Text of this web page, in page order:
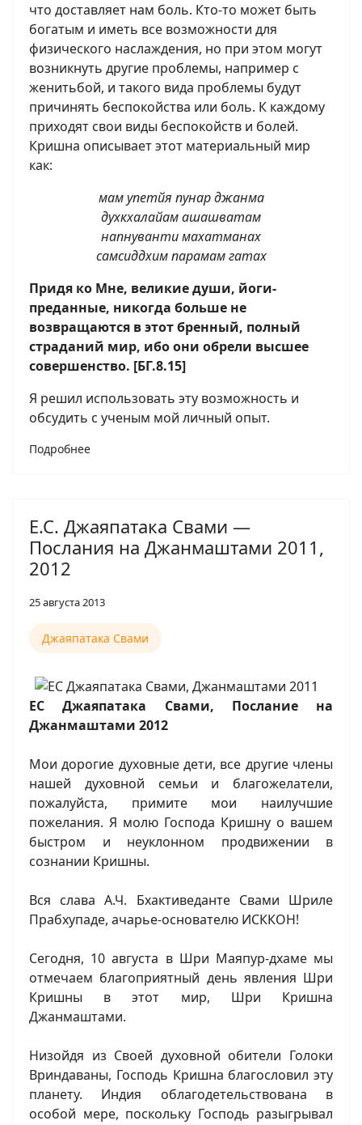
что доставляет нам боль. Кто-то может быть
богатым и иметь все возможности для
физического наслаждения, но при этом могут
возникнуть другие проблемы, например с
женитьбой, и такого вида проблемы будут
причинять беспокойства или боль. К каждому
приходят свои виды беспокойств и болей.
Кришна описывает этот материальный мир
как:
мам упетйя пунар джанма
духкхалайам ашашватам
напнуванти махатманах
самсиддхим парамам гатах
Придя ко Мне, великие души, йоги-
преданные, никогда больше не
возвращаются в этот бренный, полный
страданий мир, ибо они обрели высшее
совершенство. [БГ.8.15]
Я решил использовать эту возможность и
обсудить с ученым мой личный опыт.
Подробнее
Е.С. Джаяпатака Свами —
Послания на Джанмаштами 2011,
2012
25 августа 2013
Джаяпатака Свами
ЕС Джаяпатака Свами, Послание на
Джанмаштами 2012
Мои дорогие духовные дети, все другие члены
нашей духовной семьи и благожелатели,
пожалуйста, примите мои наилучшие
пожелания. Я молю Господа Кришну о вашем
быстром и неуклонном продвижении в
сознании Кришны.
Вся слава А.Ч. Бхактиведанте Свами Шриле
Прабхупаде, ачарье-основателю ИСККОН!
Сегодня, 10 августа в Шри Маяпур-дхаме мы
отмечаем благоприятный день явления Шри
Кришны в этот мир, Шри Кришна
Джанмаштами.
Низойдя из Своей духовной обители Голоки
Вриндаваны, Господь Кришна благословил эту
планету. Индия облагодетельствована в
особой мере, поскольку Господь разыгрывал